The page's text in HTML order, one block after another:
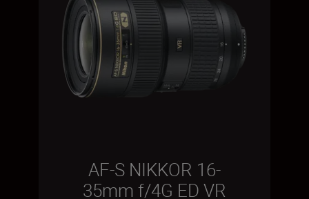
AF-S NIKKOR 16-
35mm f/4G ED VR